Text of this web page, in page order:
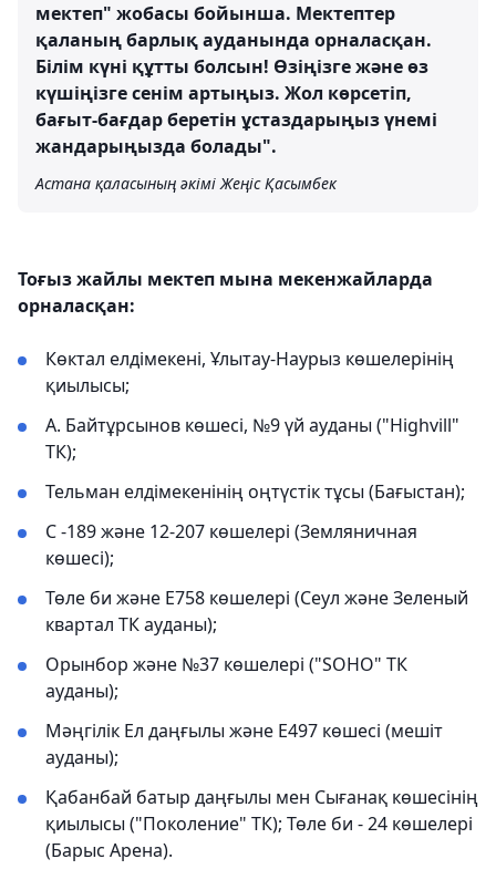
мектеп" жобасы бойынша. Мектептер
қаланың барлық ауданында орналасқан.
Білім күні құтты болсын! Өзіңізге және өз
күшіңізге сенім артыңыз. Жол көрсетіп,
бағыт-бағдар беретін ұстаздарыңыз үнемі
жандарыңызда болады".
Астана қаласының әкімі Жеңіс Қасымбек
Тоғыз жайлы мектеп мына мекенжайларда
орналасқан:
Көктал елдімекені, Ұлытау-Наурыз көшелерінің
қиылысы;
А. Байтұрсынов көшесі, №9 үй ауданы ("Highvill"
ТК);
Тельман елдімекенінің оңтүстік тұсы (Бағыстан);
С -189 және 12-207 көшелері (Земляничная
көшесі);
Төле би және Е758 көшелері (Сеул және Зеленый
квартал ТК ауданы);
Орынбор және №37 көшелері ("SOHO" ТК
ауданы);
Мәңгілік Ел даңғылы және Е497 көшесі (мешіт
ауданы);
Қабанбай батыр даңғылы мен Сығанақ көшесінің
қиылысы ("Поколение" ТК); Төле би - 24 көшелері
(Барыс Арена).